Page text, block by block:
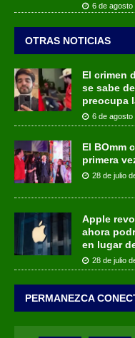
6 de agosto
OTRAS NOTICIAS
El crimen
se sabe
preocupa
6 de agosto
El BOmm
primera
28 de julio
Apple
ahora
en lugar
28 de julio
PERMANEZCA